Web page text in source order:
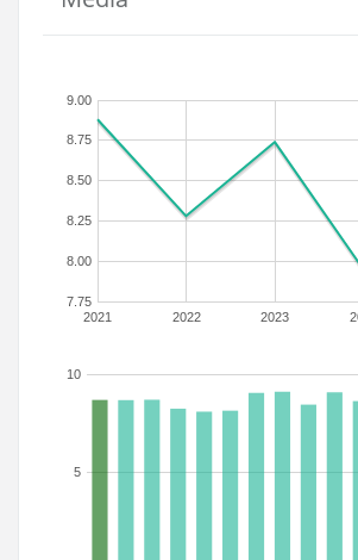
2021 2022 2023
7.75
8.00
8.25
8.50
8.75
9.00
5
10